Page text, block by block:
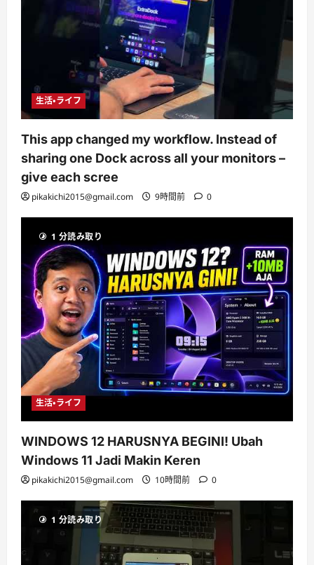
生活・ライフ
This app changed my workflow. Instead of
sharing one Dock across all your monitors –
give each scree
pikakichi2015@gmail.com 9時間前 0
1 分読み取り
生活・ライフ
WINDOWS 12 HARUSNYA BEGINI! Ubah
Windows 11 Jadi Makin Keren
pikakichi2015@gmail.com 10時間前 0
1 分読み取り